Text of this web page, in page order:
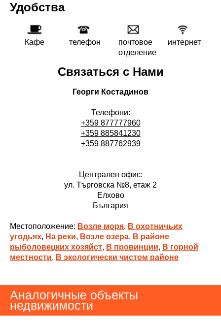
Удобства
Кафе телефон
почтовое
отделение
интернет
Связаться с Нами
Георги Костадинов
Телефони:
+359 877777960
+359 885841230
+359 887762939
Централен офис:
ул. Търговска №8, етаж 2
Елхово
България
Местоположение: Возле моря, В охотничьих
угодьях, На реки, Возле озера, В районе
рыболовецких хозяйст, В провинции, В горной
местности, В экологически чистом районе
Аналогичные объекты
недвижимости